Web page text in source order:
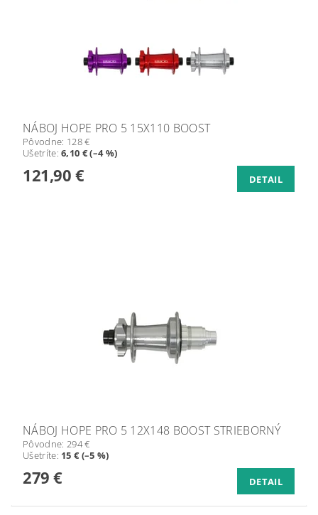
NÁBOJ HOPE PRO 5 15X110 BOOST
Pôvodne: 128 €
Ušetríte:6,10 € (–4 %)
121,90 € DETAIL
NÁBOJ HOPE PRO 5 12X148 BOOST STRIEBORNÝ
Pôvodne: 294 €
Ušetríte: 15 € (–5 %)
279 € DETAIL